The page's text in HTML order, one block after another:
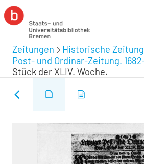
Zeitungen Historische
Post- und Ordinar-Zeitung. 1682-
Stück der XLIV. Woche.